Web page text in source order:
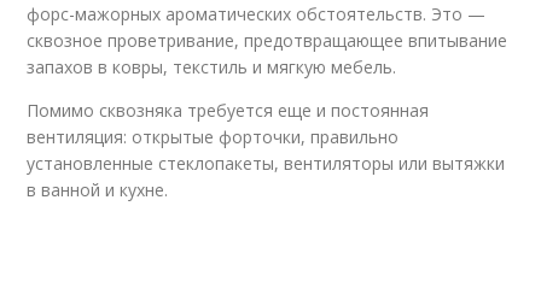
форс-мажорных ароматических обстоятельств. Это —
сквозное проветривание, предотвращающее впитывание
запахов в ковры, текстиль и мягкую мебель.
Помимо сквозняка требуется еще и постоянная
вентиляция: открытые форточки, правильно
установленные стеклопакеты, вентиляторы или вытяжки
в ванной и кухне.